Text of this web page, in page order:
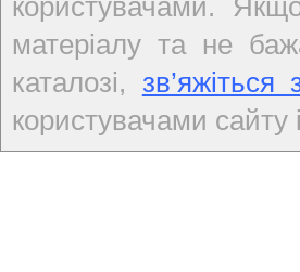
користувачами.
матеріалу та не
каталозі,
користувачами сайту